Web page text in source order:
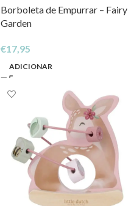
Borboleta de Empurrar – Fairy
Garden
€17,95
ADICIONAR